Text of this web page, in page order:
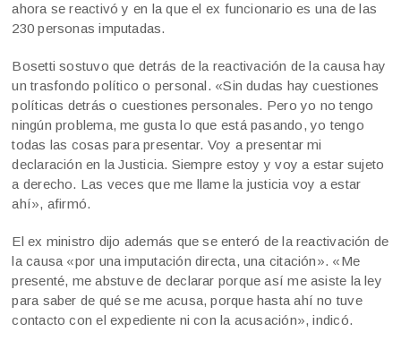
ahora se reactivó y en la que el ex funcionario es una de las
230 personas imputadas.
Bosetti sostuvo que detrás de la reactivación de la causa hay
un trasfondo político o personal. «Sin dudas hay cuestiones
políticas detrás o cuestiones personales. Pero yo no tengo
ningún problema, me gusta lo que está pasando, yo tengo
todas las cosas para presentar. Voy a presentar mi
declaración en la Justicia. Siempre estoy y voy a estar sujeto
a derecho. Las veces que me llame la justicia voy a estar
ahí», afirmó.
El ex ministro dijo además que se enteró de la reactivación de
la causa «por una imputación directa, una citación». «Me
presenté, me abstuve de declarar porque así me asiste la ley
para saber de qué se me acusa, porque hasta ahí no tuve
contacto con el expediente ni con la acusación», indicó.